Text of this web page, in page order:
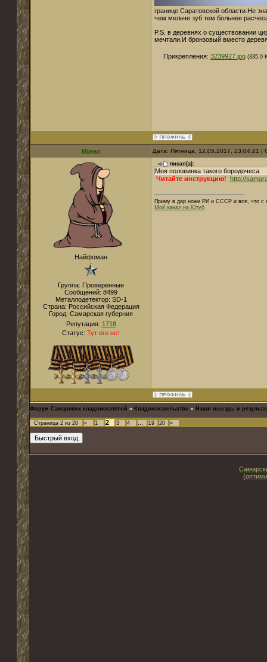
границе Саратовской области.Не
чем мельче зуб тем больнее
P.S. в деревнях о существовании
мечтали.И бронзовый вместо
Прикрепления: 3239927.jpg (335.0
Монах Дата: Пятница, 12.05.2017, 23:04:21
Найфоман
Группа: Проверенные
Сообщений: 8499
Металлодетектор: SD-1
Страна: Российская Федерация
Город: Самарская губерния
Репутация: 1718
Статус: Тут его нет
писал(а):
Моя половинка такого бородочеса
Читайте инструкцию! http://
Приму в дар ножи РИ и СССР и все, что с
Мой канал на Ютуб
Форум Самарских кладоискателей » Кладоискательство » Наши выезды и
Страница 2 из 20 « 1 2 3 4 … 19 20 »